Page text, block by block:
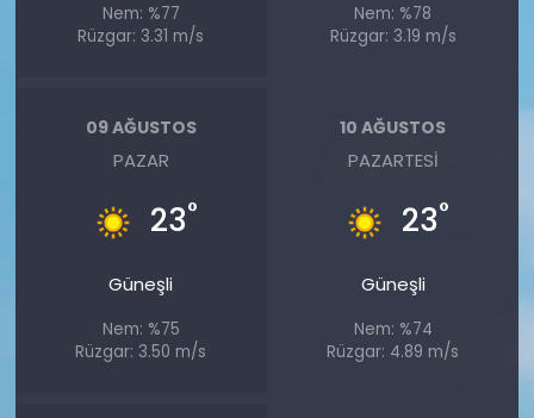
Nem: %77
Rüzgar: 3.31 m/s
Nem: %78
Rüzgar: 3.19 m/s
09 AĞUSTOS
PAZAR
23°
Güneşli
Nem: %75
Rüzgar: 3.50 m/s
10 AĞUSTOS
PAZARTESI
23°
Güneşli
Nem: %74
Rüzgar: 4.89 m/s